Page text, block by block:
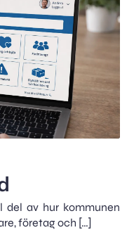
del av hur kommunen
företag och […]